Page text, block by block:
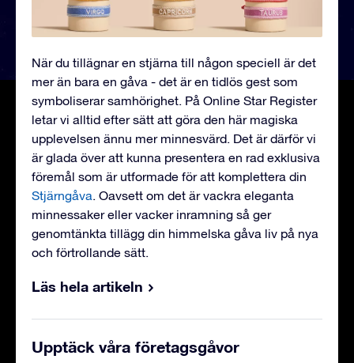
När du tillägnar en stjärna till någon speciell är det
mer än bara en gåva - det är en tidlös gest som
symboliserar samhörighet. På Online Star Register
letar vi alltid efter sätt att göra den här magiska
upplevelsen ännu mer minnesvärd. Det är därför vi
är glada över att kunna presentera en rad exklusiva
föremål som är utformade för att komplettera din
Stjärngåva. Oavsett om det är vackra eleganta
minnessaker eller vacker inramning så ger
genomtänkta tillägg din himmelska gåva liv på nya
och förtrollande sätt.
Läs hela artikeln
Upptäck våra företagsgåvor